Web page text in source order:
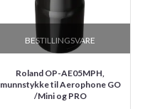
BESTILLINGSVARE
Roland OP-AE05MPH,
munnstykke til Aerophone GO
/Mini og PRO